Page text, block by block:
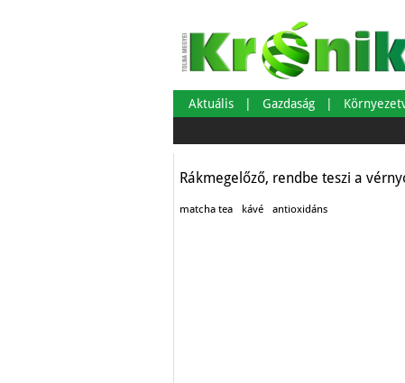
Aktuális Gazdaság
Matcha tea a
Egészség-életmód
Rákmegelőző, rendbe teszi a
matcha tea kávé antioxidáns